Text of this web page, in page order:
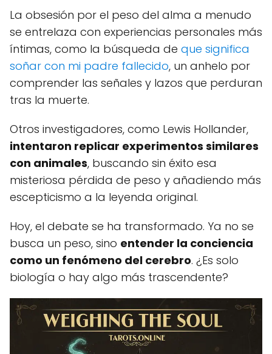
La obsesión por el peso del alma a menudo
se entrelaza con experiencias personales más
íntimas, como la búsqueda de que significa
soñar con mi padre fallecido, un anhelo por
comprender las señales y lazos que perduran
tras la muerte.
Otros investigadores, como Lewis Hollander,
intentaron replicar experimentos similares
con animales, buscando sin éxito esa
misteriosa pérdida de peso y añadiendo más
escepticismo a la leyenda original.
Hoy, el debate se ha transformado. Ya no se
busca un peso, sino entender la conciencia
como un fenómeno del cerebro. ¿Es solo
biología o hay algo más trascendente?